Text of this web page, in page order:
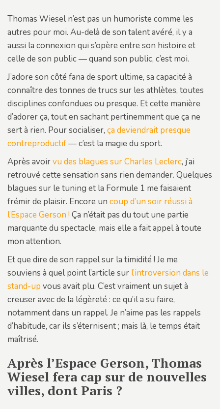
Thomas Wiesel n’est pas un humoriste comme les
autres pour moi. Au-delà de son talent avéré, il y a
aussi la connexion qui s’opère entre son histoire et
celle de son public — quand son public, c’est moi.
J’adore son côté fana de sport ultime, sa capacité à
connaître des tonnes de trucs sur les athlètes, toutes
disciplines confondues ou presque. Et cette manière
d’adorer ça, tout en sachant pertinemment que ça ne
sert à rien. Pour socialiser, ça deviendrait presque
contreproductif— c’est la magie du sport.
Après avoirvu des blagues sur Charles Leclerc, j’ai
retrouvé cette sensation sans rien demander. Quelques
blagues sur le tuning et la Formule 1 me faisaient
frémir de plaisir. Encore un coup d’un soir réussi à
l’Espace Gerson ! Ça n’était pas du tout une partie
marquante du spectacle, mais elle a fait appel à toute
mon attention.
Et que dire de son rappel sur la timidité ! Je me
souviens à quel point l’article sur l’introversion dans le
stand-up vous avait plu. C’est vraiment un sujet à
creuser avec de la légèreté : ce qu’il a su faire,
notamment dans un rappel. Je n’aime pas les rappels
d’habitude, car ils s’éternisent ; mais là, le temps était
maîtrisé.
Après l’Espace Gerson, Thomas
Wiesel fera cap sur de nouvelles
villes, dont Paris ?